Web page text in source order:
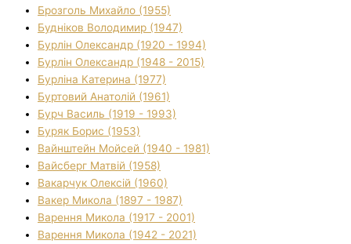
Брозголь Михайло (1955)
Будніков Володимир (1947)
Бурлін Олександр (1920 - 1994)
Бурлін Олександр (1948 - 2015)
Бурліна Катерина (1977)
Буртовий Анатолій (1961)
Бурч Василь (1919 - 1993)
Буряк Борис (1953)
Вайнштейн Мойсей (1940 - 1981)
Вайсберг Матвій (1958)
Вакарчук Олексій (1960)
Вакер Микола (1897 - 1987)
Варення Микола (1917 - 2001)
Варення Микола (1942 - 2021)